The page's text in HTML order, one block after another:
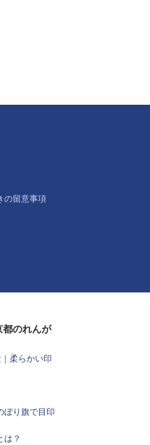
の留意事項
都のれんが
柔らかい印
ぼり旗で目印
は？